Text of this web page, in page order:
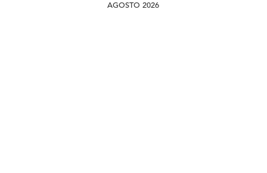
AGOSTO 2026